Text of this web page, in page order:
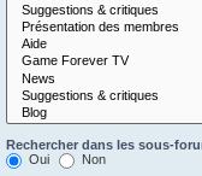
Rechercher dans les sous-
Oui
Non